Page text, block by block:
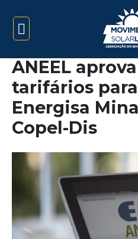
ANEEL
tarifários para
Energisa
Copel-Dis